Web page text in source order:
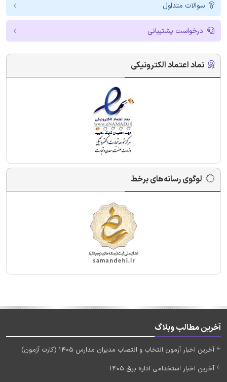
سوالات متداول
درخواست پشتیبانی
نماد اعتماد الکترونیکی
لوگوی رسانه‌های برخط
آخرین مطالب وبلاگ
آخرین اخبار آزمون انتخاب و انتصاب مدیران مدارس 1405 (کارت آزمون)
آخرین اخبار استخدامی اداره برق 1405